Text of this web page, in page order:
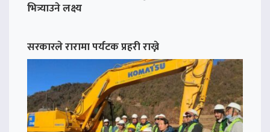
भित्र्याउने लक्ष्य
सरकारले रारामा पर्यटक प्रहरी राख्ने